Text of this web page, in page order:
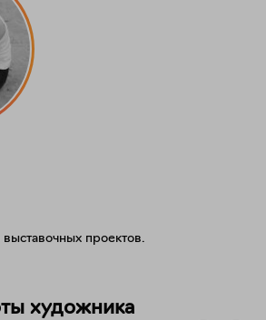
проектов.
художника